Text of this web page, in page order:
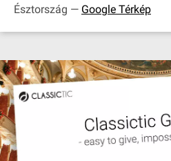
Észtország — Google Térkép